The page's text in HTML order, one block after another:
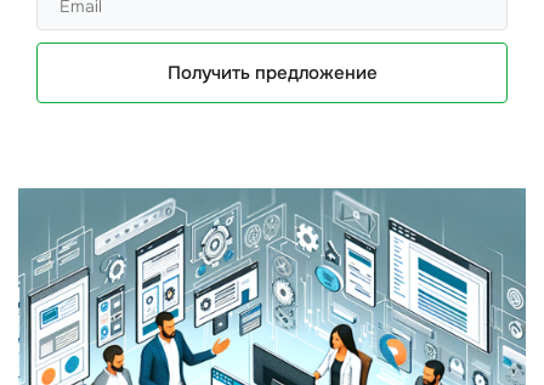
Получить предложение